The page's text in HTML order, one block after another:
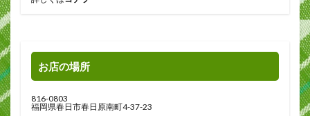
お店の場所
816-0803
福岡県春日市春日原南町4-37-23